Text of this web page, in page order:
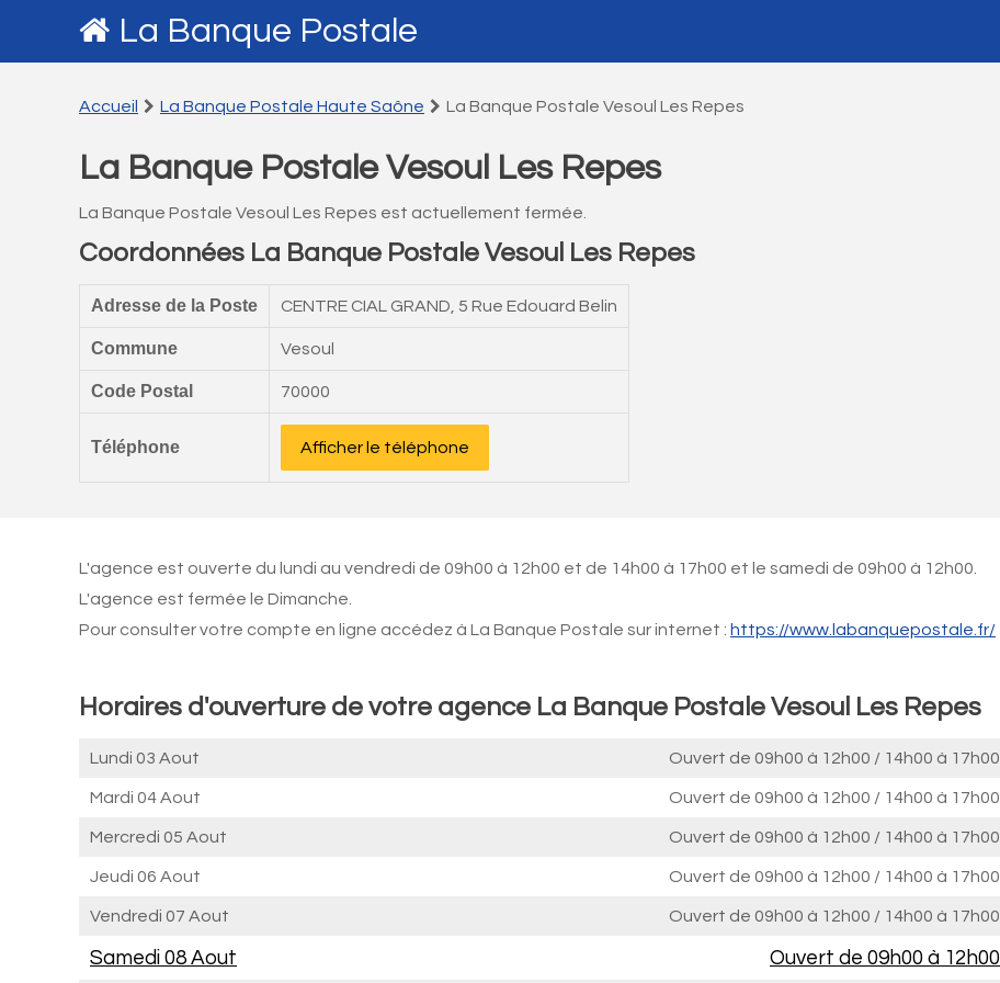
La Banque Postale
Accueil La Banque Postale Haute Saône La Banque Postale Vesoul Les Repes
La Banque Postale Vesoul Les Repes
La Banque Postale Vesoul Les Repes est actuellement fermée.
Coordonnées La Banque Postale Vesoul Les Repes
Adresse de la Poste CENTRE CIAL GRAND, 5 Rue Edouard Belin
Commune Vesoul
Code Postal 70000
Téléphone Afficher le téléphone
L'agence est ouverte du lundi au vendredi de 09h00 à 12h00 et de 14h00 à 17h00 et le samedi de 09h00 à 12h00.
L'agence est fermée le Dimanche.
Pour consulter votre compte en ligne accédez à La Banque Postale sur internet : https://www.labanquepostale.fr/
Horaires d'ouverture de votre agence La Banque Postale Vesoul Les Repes
Lundi 03 Aout Ouvert de 09h00 à 12h00 / 14h00 à 17h00
Mardi 04 Aout Ouvert de 09h00 à 12h00 / 14h00 à 17h00
Mercredi 05 Aout Ouvert de 09h00 à 12h00 / 14h00 à 17h00
Jeudi 06 Aout Ouvert de 09h00 à 12h00 / 14h00 à 17h00
Vendredi 07 Aout Ouvert de 09h00 à 12h00 / 14h00 à 17h00
Samedi 08 Aout Ouvert de 09h00 à 12h00